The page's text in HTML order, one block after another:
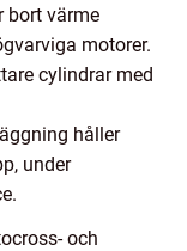
bort värme
motorer.
cylindrar med
håller
under
och